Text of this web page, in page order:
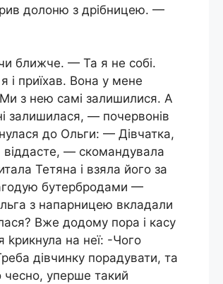
долоню з дрібницею. —
ближче. — Та я не собі.
і приїхав. Вона у мене
з нею самі залишилися. А
залишилася, — почервонів
до Ольги: — Дівчатка,
віддасте, — скомандувала
Тетяна і взяла його за
бутербродами —
з напарницею вкладали
Вже додому пора і касу
kрикнула на неї: -Чого
дівчинку порадувати, та
чесно, уперше такий